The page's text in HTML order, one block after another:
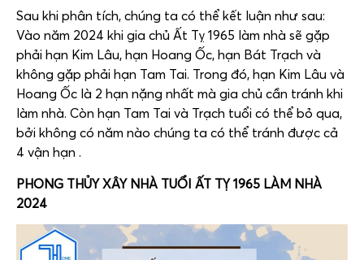
Sau khi phân tích, chúng ta có thể kết luận như sau:
Vào năm 2024 khi gia chủ Ất Tỵ 1965 làm nhà sẽ gặp
phải hạn Kim Lâu, hạn Hoang Ốc, hạn Bát Trạch và
không gặp phải hạn Tam Tai. Trong đó, hạn Kim Lâu và
Hoang Ốc là 2 hạn nặng nhất mà gia chủ cần tránh khi
làm nhà. Còn hạn Tam Tai và Trạch tuổi có thể bỏ qua,
bởi không có năm nào chúng ta có thể tránh được cả
4 vận hạn .
PHONG THỦY XÂY NHÀ TUỔI ẤT TỴ 1965 LÀM NHÀ
2024